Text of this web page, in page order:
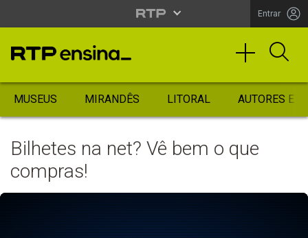
Entrar
MUSEUS MIRANDÊS LITORAL AUTORES
Bilhetes na net? Vê bem o que
compras!